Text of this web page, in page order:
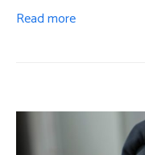
Read more